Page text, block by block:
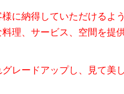
に納得していただけるよ
理、サービス、空間を提
レードアップし、見て美